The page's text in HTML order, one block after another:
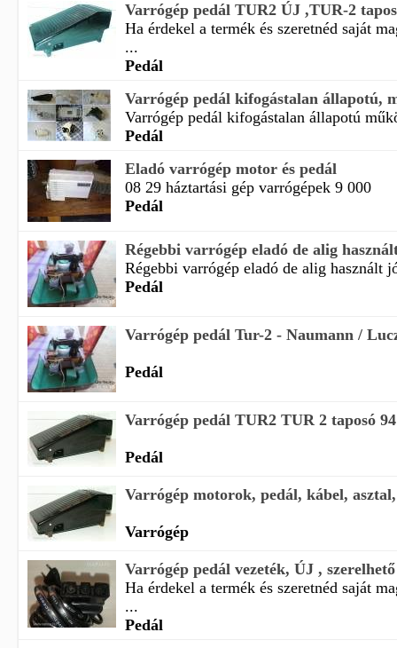
Varrógép pedál TUR2 ÚJ ,TUR-2
Ha érdekel a termék és szeretnéd saját
...
Pedál
Varrógép pedál kifogástalan állapotú,
Varrógép pedál kifogástalan állapotú
Pedál
Eladó varrógép motor és pedál
08 29 háztartási gép varrógépek 9 000
Pedál
Régebbi varrógép eladó de alig
Régebbi varrógép eladó de alig használt
Pedál
Varrógép pedál Tur-2 - Naumann /
Pedál
Varrógép pedál TUR2 TUR 2 taposó
Pedál
Varrógép motorok, pedál, kábel,
Varrógép
Varrógép pedál vezeték, ÚJ ,
Ha érdekel a termék és szeretnéd saját
...
Pedál